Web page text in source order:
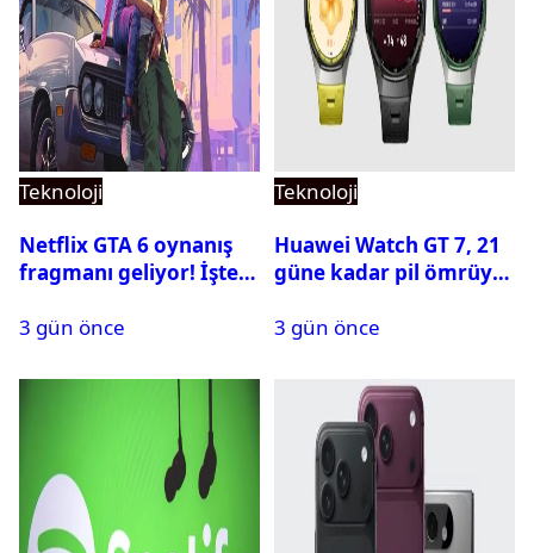
Teknoloji
Netflix GTA 6 oynanış
fragmanı geliyor! İşte
3 gün önce
Teknoloji
Huawei Watch GT 7, 21
güne kadar pil ömrüyle
3 gün önce